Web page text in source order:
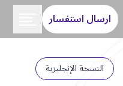
ارسال استفسار
النسخة الإنجليزية